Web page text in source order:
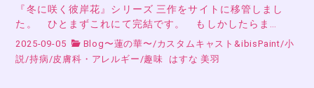
『冬に咲く彼岸花』シリーズ 三作をサイトに移管しまし
た。 ひとまずこれにて完結です。 もしかしたらま…
2025-09-05 Blog〜蓮の華〜 /カスタムキャスト&ibisPaint/小
説 /持病 /皮膚科・アレルギー /趣味 はすな 美羽